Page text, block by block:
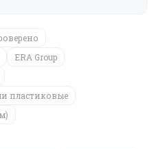
ERA Group
пластиковые